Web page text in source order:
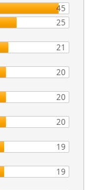
45
25
21
20
20
20
19
19